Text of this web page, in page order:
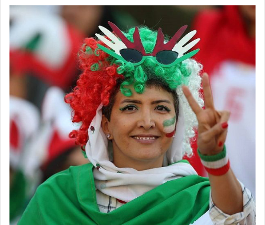
ملوان بندرانزلی 2-1 ایساتیس کران فارس
در پایان هفته چهاردهم لیگ برتر فوتبال زنان، خاتون بم با 34 امتیاز
صدرنشین جدول رده‌بندی است. سپاهان اصفهان هم با 30 امتیاز در
جایگاه دوم قرار دارد و شهرداری سیرجان با توجه به شکست در بازی
خانگی امروز با یک بازی کمتر نسبت به خاتون و سپاهان، با 25 امتیاز در
رتبه سوم ایستاد.